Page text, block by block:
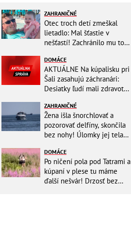
ZAHRANIČNÉ
Otec troch detí zmeškal
lietadlo: Mal šťastie v
nešťastí! Zachránilo mu to
DOMÁCE
AKTUÁLNE Na kúpalisku pri
Šali zasahujú záchranári:
Desiatky ľudí mali zdravotné
ZAHRANIČNÉ
Žena išla šnorchlovať a
pozorovať delfíny, skončila
bez nohy! Úlomky jej tela
DOMÁCE
Po ničení pola pod Tatrami a
kúpaní v plese tu máme
ďalší nešvár! Drzosť bez